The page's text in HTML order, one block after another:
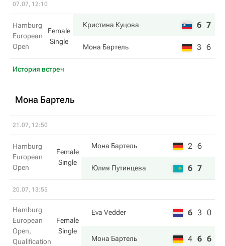
07.07, 12:10
Hamburg
European
Open
Female
Single
Кристина Куцова 6 7
Мона Бартель 3 6
История встреч
Мона Бартель
21.07, 12:50
Hamburg
European
Open
Female
Single
Мона Бартель 2 6
Юлия Путинцева 6 7
20.07, 13:55
Hamburg
European
Open,
Qualification
Female
Single
Eva Vedder 6 3 0
Мона Бартель 4 6 6